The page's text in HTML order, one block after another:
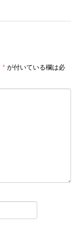
* が付いている欄は必